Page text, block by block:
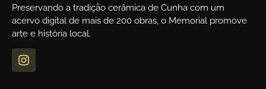
Preservando a tradição cerâmica de Cunha com um
acervo digital de mais de 200 obras, o Memorial promove
arte e história local.